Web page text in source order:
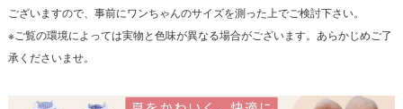
ございますので、事前にワンちゃんのサイズを測った上でご検討下さい。
※ご覧の環境によっては実物と色味が異なる場合がございます。あらかじめご了
承くださいませ。